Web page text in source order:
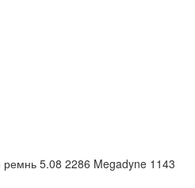
ремнь 5.08 2286 Megadyne 1143